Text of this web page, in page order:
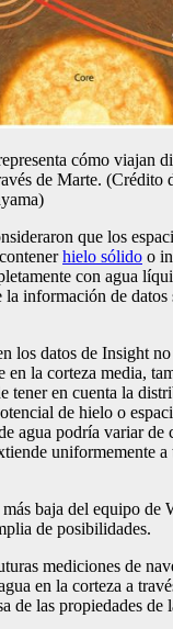
cómo viajan
de Marte. (Crédito
que los
hielo sólido o
con agua
información de datos
los datos de Insight
en la corteza media,
tener en cuenta la
de hielo o
agua podría variar de
uniformemente a
baja del equipo de
de posibilidades.
mediciones de
en la corteza a
de las propiedades de